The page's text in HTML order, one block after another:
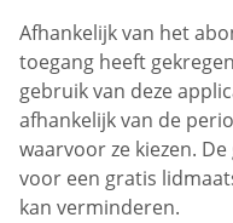
Afhankelijk van het
toegang heeft
gebruik van deze
afhankelijk van de
waarvoor ze kiezen.
voor een gratis
kan verminderen.